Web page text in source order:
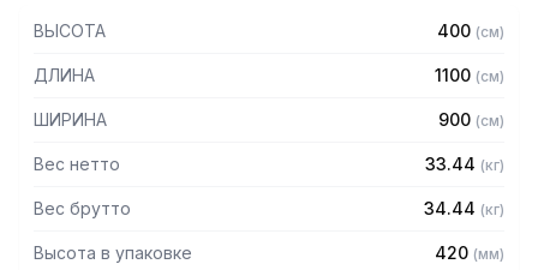
предметах мебели и кухонной утвари. Поэтому это
оборудование формирует микроклимат в помещении и
защищает сотрудников горячего цеха.
— Бескаркасный
0,8мм
ВЫСОТА 400 (см)
ДЛИНА 1100 (см)
ШИРИНА 900 (см)
Вес нетто 33.44 (кг)
Вес брутто 34.44 (кг)
Высота в упаковке 420 (мм)